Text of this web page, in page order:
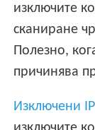
изключите
сканиране
Полезно,
причинява
Изключени